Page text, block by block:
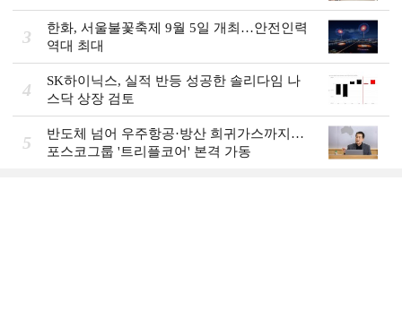
3
한화, 서울불꽃축제 9월 5일 개최…안전인력
역대 최대
4
SK하이닉스, 실적 반등 성공한 솔리다임 나
스닥 상장 검토
5
반도체 넘어 우주항공·방산 희귀가스까지…
포스코그룹 '트리플코어' 본격 가동